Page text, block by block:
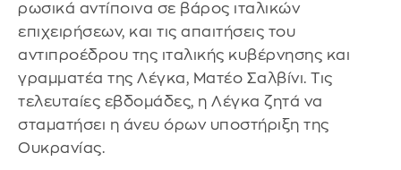
ρωσικά αντίποινα σε βάρος ιταλικών
επιχειρήσεων, και τις απαιτήσεις του
αντιπροέδρου της ιταλικής κυβέρνησης και
γραμματέα της Λέγκα, Ματέο Σαλβίνι. Τις
τελευταίες εβδομάδες, η Λέγκα ζητά να
σταματήσει η άνευ όρων υποστήριξη της
Ουκρανίας.